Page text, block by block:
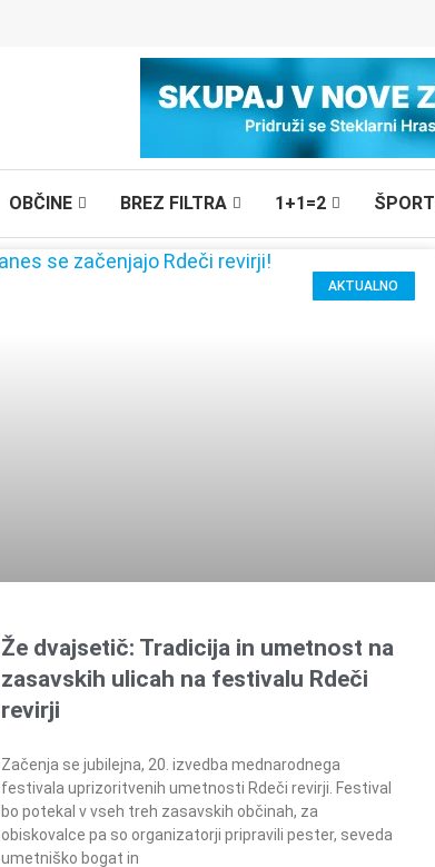
OBČINE BREZ FILTRA 1+1=2 ŠPORT
AKTUALNO
Že dvajsetič: Tradicija in umetnost na
zasavskih ulicah na festivalu Rdeči
revirji
Začenja se jubilejna, 20. izvedba mednarodnega
festivala uprizoritvenih umetnosti Rdeči revirji. Festival
bo potekal v vseh treh zasavskih občinah, za
obiskovalce pa so organizatorji pripravili pester, seveda
umetniško bogat in